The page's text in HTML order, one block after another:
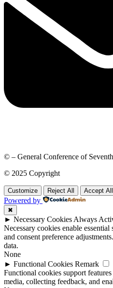
© – General Conference of
© 2025 Copyright
Customize Reject All Accept All
Powered by
✖
► Necessary Cookies Always
Necessary cookies enable
and consent preference
data.
None
► Functional Cookies Remark
Functional cookies support
media, collecting feedback, and